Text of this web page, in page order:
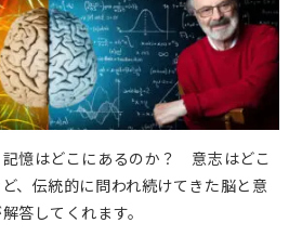
憶はどこにあるのか？ 意志はどこ
、伝統的に問われ続けてきた脳と意
答してくれます。